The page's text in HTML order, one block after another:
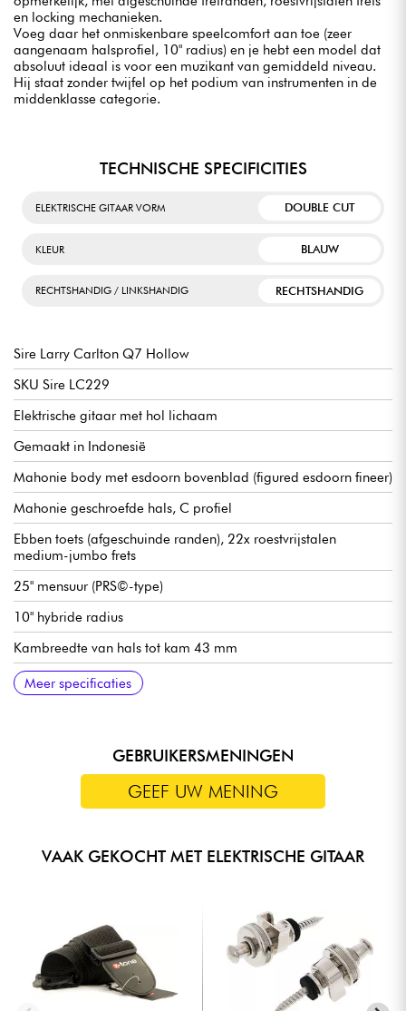
en locking mechanieken.
Voeg daar het onmiskenbare speelcomfort aan toe (zeer
aangenaam halsprofiel, 10" radius) en je hebt een model dat
absoluut ideaal is voor een muzikant van gemiddeld niveau.
Hij staat zonder twijfel op het podium van instrumenten in de
middenklasse categorie.
TECHNISCHE SPECIFICITIES
ELEKTRISCHE GITAAR VORM DOUBLE CUT
KLEUR BLAUW
RECHTSHANDIG / LINKSHANDIG RECHTSHANDIG
Sire Larry Carlton Q7 Hollow
SKU Sire LC229
Elektrische gitaar met hol lichaam
Gemaakt in Indonesië
Mahonie body met esdoorn bovenblad (figured esdoorn fineer)
Mahonie geschroefde hals, C profiel
Ebben toets (afgeschuinde randen), 22x roestvrijstalen
medium-jumbo frets
25" mensuur (PRS©-type)
10" hybride radius
Kambreedte van hals tot kam 43 mm
Sire Q humbucker-elementen met dubbele spoel
Volume voor elke pickup
Toon voor elke pickup
Keuzeschakelaar voor 3 pickups
Vaste brug Sire Modern Tune-O-Matic & Aluminium Stop Tail
Piece
Sire Premium vergrendelbare stemmechanieken
Hoogglans afwerking
Meer specificaties
GEBRUIKERSMENINGEN
GEEF UW MENING
VAAK GEKOCHT MET ELEKTRISCHE GITAAR